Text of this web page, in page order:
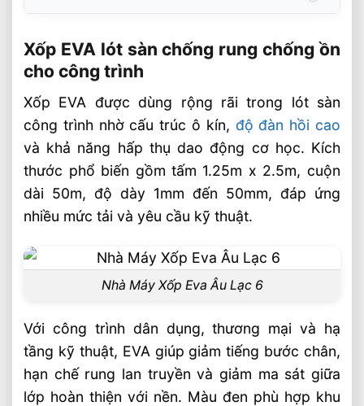
công trình
Cấu trúc và thông số kỹ thuật cần quan
tâm
Ứng dụng thực tế trong công trình
Cách chọn xốp EVA lót sàn cho từng nhu
cầu
Tiêu chí chọn theo môi trường sử dụng
thi công
Câu hỏi thường gặp về xốp EVA lót sàn
Xốp EVA lót sàn công trình nên chọn dày
bao nhiêu?
Shore A và Shore C khác nhau thế nào?
Xốp EVA lót sàn chống rung chống ồn
cho công trình
Xốp EVA được dùng rộng rãi trong lót sàn
công trình nhờ cấu trúc ô kín, độ đàn hồi cao
và khả năng hấp thụ dao động cơ học. Kích
thước phổ biến gồm tấm 1.25m x 2.5m, cuộn
dài 50m, độ dày 1mm đến 50mm, đáp ứng
nhiều mức tải và yêu cầu kỹ thuật.
Nhà Máy Xốp Eva Âu Lạc 6
Với công trình dân dụng, thương mại và hạ
tầng kỹ thuật, EVA giúp giảm tiếng bước chân,
hạn chế rung lan truyền và giảm ma sát giữa
lớp hoàn thiện với nền. Màu đen phù hợp khu